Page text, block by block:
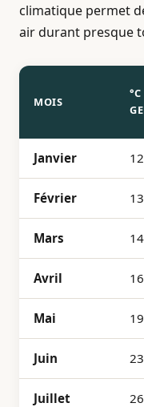
climatique permet
air durant presque
MOIS
°C
Janvier
Février
Mars
Avril
Mai
Juin
Juillet